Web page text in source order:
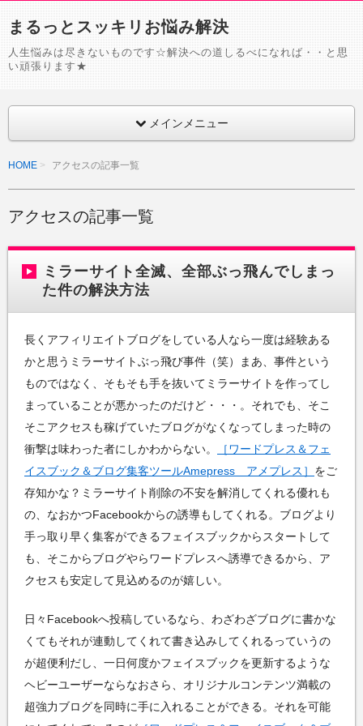
まるっとスッキリお悩み解決
人生悩みは尽きないものです☆解決への道しるべになれば・・と思
い頑張ります★
メインメニュー
HOME アクセスの記事一覧
アクセスの記事一覧
ミラーサイト全滅、全部ぶっ飛んでしまっ
た件の解決方法
長くアフィリエイトブログをしている人なら一度は経験ある
かと思うミラーサイトぶっ飛び事件（笑）まあ、事件という
ものではなく、そもそも手を抜いてミラーサイトを作ってし
まっていることが悪かったのだけど・・・。それでも、そこ
そこアクセスも稼げていたブログがなくなってしまった時の
衝撃は味わった者にしかわからない。
［ワードプレス＆フェ
イスブック＆ブログ集客ツールAmepress アメプレス］ をご
存知かな？ミラーサイト削除の不安を解消してくれる優れも
の、なおかつFacebookからの誘導もしてくれる。ブログより
手っ取り早く集客ができるフェイスブックからスタートして
も、そこからブログやらワードプレスへ誘導できるから、ア
クセスも安定して見込めるのが嬉しい。
日々Facebookへ投稿しているなら、わざわざブログに書かな
くてもそれが連動してくれて書き込みしてくれるっていうの
が超便利だし、一日何度かフェイスブックを更新するような
ヘビーユーザーならなおさら、オリジナルコンテンツ満載の
超強力ブログを同時に手に入れることができる。それを可能